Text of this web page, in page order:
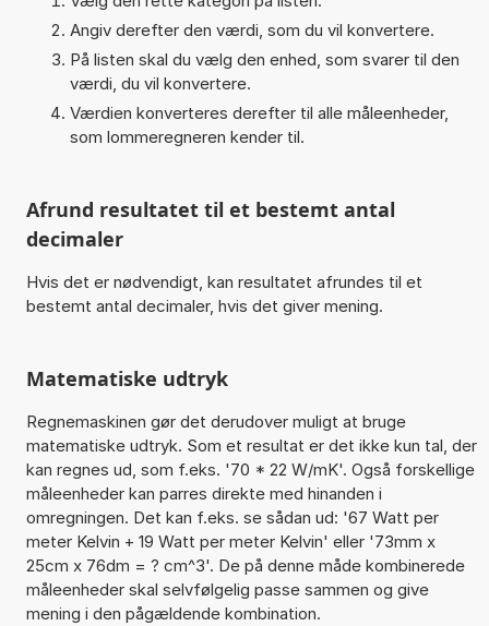
Angiv derefter den værdi, som du vil konvertere.
På listen skal du vælg den enhed, som svarer til den
værdi, du vil konvertere.
Værdien konverteres derefter til alle måleenheder,
som lommeregneren kender til.
Afrund resultatet til et bestemt antal
decimaler
Hvis det er nødvendigt, kan resultatet afrundes til et
bestemt antal decimaler, hvis det giver mening.
Matematiske udtryk
Regnemaskinen gør det derudover muligt at bruge
matematiske udtryk. Som et resultat er det ikke kun tal, der
kan regnes ud, som f.eks. '70 * 22 W/mK'. Også forskellige
måleenheder kan parres direkte med hinanden i
omregningen. Det kan f.eks. se sådan ud: '67 Watt per
meter Kelvin + 19 Watt per meter Kelvin' eller '73mm x
25cm x 76dm = ? cm^3'. De på denne måde kombinerede
måleenheder skal selvfølgelig passe sammen og give
mening i den pågældende kombination.